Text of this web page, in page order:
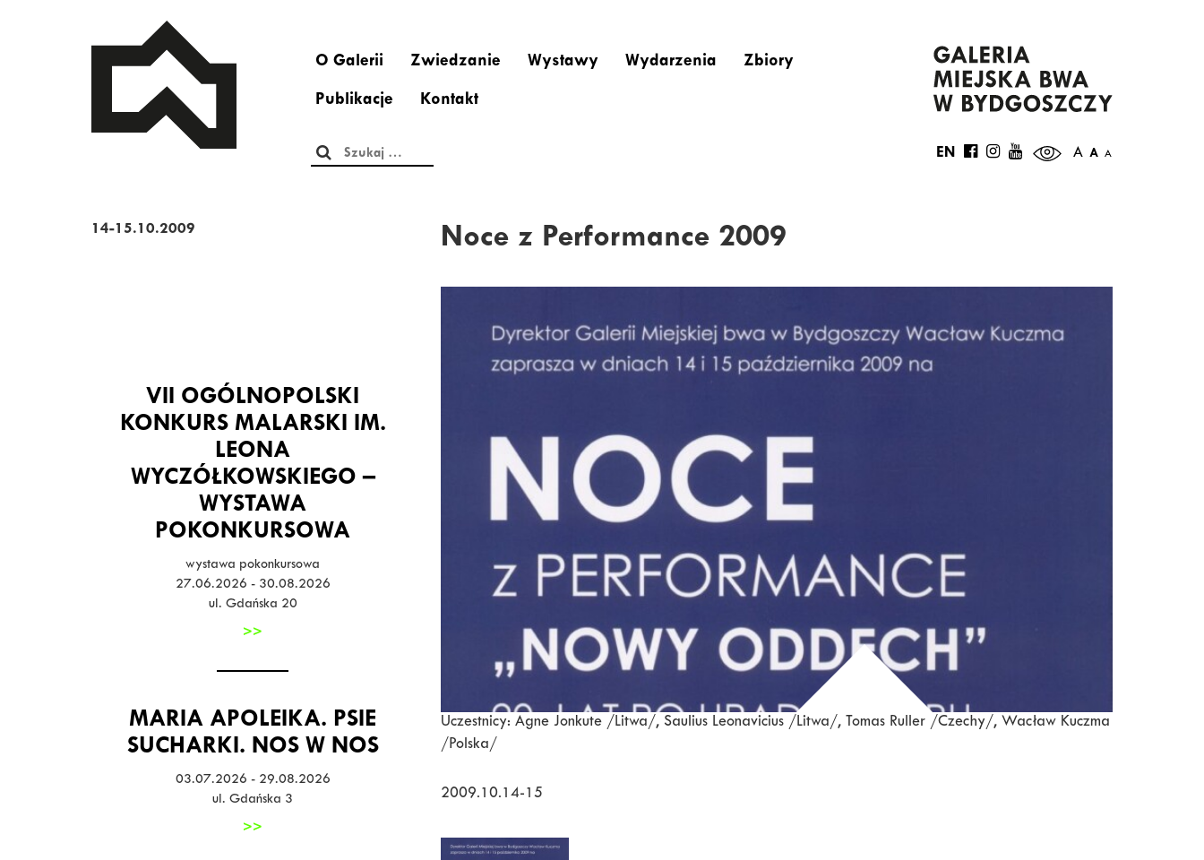
O Galerii Zwiedzanie Wystawy Wydarzenia Zbiory
Publikacje Kontakt
Szukaj: A A A
EN
14-15.10.2009
VII OGÓLNOPOLSKI
KONKURS MALARSKI IM.
LEONA
WYCZÓŁKOWSKIEGO –
WYSTAWA
POKONKURSOWA
wystawa pokonkursowa
27.06.2026 - 30.08.2026
ul. Gdańska 20
>>
MARIA APOLEIKA. PSIE
SUCHARKI. NOS W NOS
03.07.2026 - 29.08.2026
ul. Gdańska 3
>>
Noce z Performance 2009
Uczestnicy: Agne Jonkute /Litwa/, Saulius Leonavicius /Litwa/, Tomas Ruller /Czechy/, Wacław Kuczma
/Polska/
2009.10.14-15